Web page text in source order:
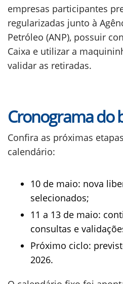
empresas participantes
regularizadas junto à
Petróleo (ANP), possuir
Caixa e utilizar a
validar as retiradas.
Cronograma do
Confira as próximas
calendário:
10 de maio: nova
selecionados;
11 a 13 de maio:
consultas e
Próximo ciclo:
2026.